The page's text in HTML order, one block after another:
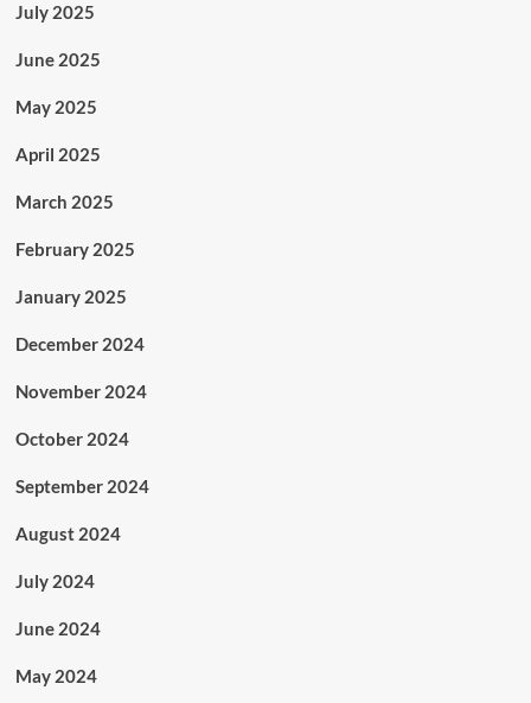
July 2025
June 2025
May 2025
April 2025
March 2025
February 2025
January 2025
December 2024
November 2024
October 2024
September 2024
August 2024
July 2024
June 2024
May 2024